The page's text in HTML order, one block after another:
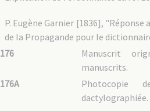
P. Eugène Garnier [1836],
de la Propagande pour le
176
Manuscrit
manuscrits.
176A
Photocopie
dactylographiée.